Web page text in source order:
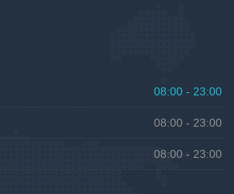
08:00 - 23:00
08:00 - 23:00
08:00 - 23:00